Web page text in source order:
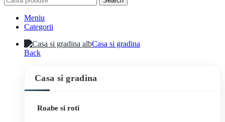
Meniu
Categorii
Casa si gradina
Back
Casa si gradina
Roabe si roti